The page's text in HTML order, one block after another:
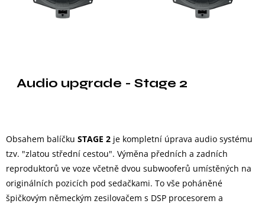
Audio upgrade - Stage 2
Obsahem balíčku STAGE 2 je kompletní úprava audio systému
tzv. "zlatou střední cestou". Výměna předních a zadních
reproduktorů ve voze včetně dvou subwooferů umístěných na
originálních pozicích pod sedačkami. To vše poháněné
špičkovým německým zesilovačem s DSP procesorem a